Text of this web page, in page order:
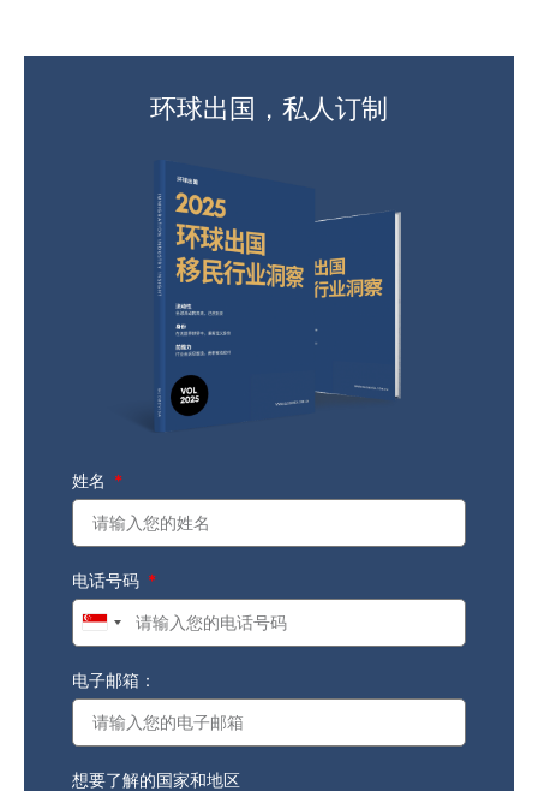
环球出国，私人订制
姓名
电话号码
Singapore
电子邮箱：
想要了解的国家和地区